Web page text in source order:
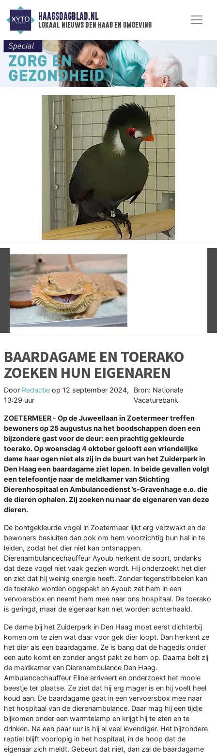
HAAGSDAGBLAD.NL
lokaal nieuws den haag en omgeving
Vorige
BAARDAGAME EN TOERAKO
ZOEKEN HUN EIGENAREN
Door Redactie op 12 september 2024,
13:29 uur
Bron: Nationale
Vacaturebank
ZOETERMEER - Op de Juweellaan in Zoetermeer treffen
bewoners op 25 augustus na het boodschappen doen een
bijzondere gast voor de deur: een prachtig gekleurde
toerako. Op woensdag 4 oktober gelooft een vriendelijke
dame haar ogen niet als zij in de buurt van het Zuiderpark in
Den Haag een baardagame ziet lopen. In beide gevallen volgt
een telefoontje naar de meldkamer van Stichting
Dierenhospitaal en Ambulancedienst ’s-Gravenhage e.o. die
de dieren ophalen. Zij zoeken nu naar de eigenaren van deze
dieren.
De bontgekleurde vogel in Zoetermeer lijkt erg verzwakt en de
bewoners besluiten dan ook om hem voorzichtig hun hal in te
leiden, zodat het dier niet kan ontsnappen.
Dierenambulancechauffeur Ayoub herkent de soort, ondanks
dat deze vogel niet vaak gezien wordt. Hij onderzoekt het dier
en ziet dat hij weinig energie heeft. Zonder tegenstribbelen kan
de toerako worden opgepakt en Ayoub zet hem in een
vervoersbox en neemt hem mee naar ons hospitaal. De toerako
is geringd, maar de eigenaar kan niet worden achterhaald.
De dame bij het Zuiderpark in Den Haag moet eerst dichterbij
komen om te zien wat daar voor gek dier loopt. Dan herkent ze
het dier als een baardagame. Ze is bang dat de hagedis onder
een auto komt en zonder angst pakt ze hem op. Daarna belt zij
de meldkamer van Dierenambulance Den Haag.
Ambulancechauffeur Eline arriveert en onderzoekt het mooie
beestje ter plaatse. Ze ziet dat hij erg mager is en hij voelt heel
koud aan. De baardagame gaat in een vervoersbox mee naar
het hospitaal van de dierenambulance. Daar mag hij een tijdje
bijkomen onder een warmtelamp en krijgt hij te eten en te
drinken. Na een paar uur is hij al veel levendiger. Het bijzondere
reptiel blijft voorlopig in het hospitaal, in de hoop dat de
eigenaar zich meldt. Gebeurt dat niet, dan zal de baardagame